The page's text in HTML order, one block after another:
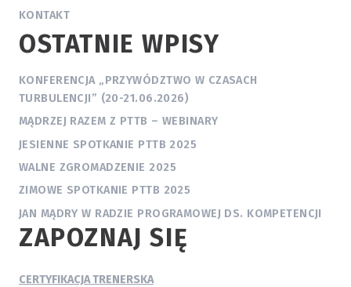
KONTAKT
OSTATNIE WPISY
KONFERENCJA „PRZYWÓDZTWO W CZASACH
TURBULENCJI” (20-21.06.2026)
MĄDRZEJ RAZEM Z PTTB – WEBINARY
JESIENNE SPOTKANIE PTTB 2025
WALNE ZGROMADZENIE 2025
ZIMOWE SPOTKANIE PTTB 2025
JAN MĄDRY W RADZIE PROGRAMOWEJ DS. KOMPETENCJI
ZAPOZNAJ SIĘ
CERTYFIKACJA TRENERSKA